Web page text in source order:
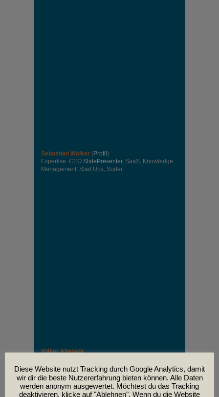
Sebastian Walker (Profil )
Expertise: CEO SlidePresenter, SaaS, Knowledge
Management, Start Ups, Surfer
Volker Altenähr
leider am
30. April im Alter von 81 Jahren verstorben.
Diese Website nutzt Tracking durch Google Analytics, damit
wir dir die beste Nutzererfahrung bieten können. Alle Daten
werden anonym ausgewertet. Möchtest du das Tracking
deaktivieren, klicke auf "Ablehnen". Wenn du die Website